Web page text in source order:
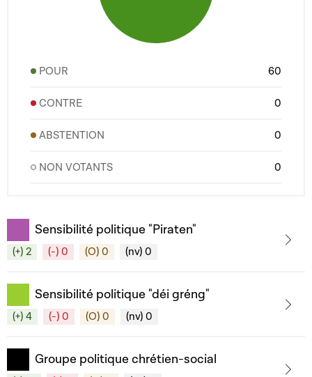
POUR 60
CONTRE 0
ABSTENTION 0
NON VOTANTS 0
Sensibilité politique "Piraten"
(+) 2 (-) 0 (O) 0 (nv) 0
Sensibilité politique "déi gréng"
(+) 4 (-) 0 (O) 0 (nv) 0
Groupe politique chrétien-social